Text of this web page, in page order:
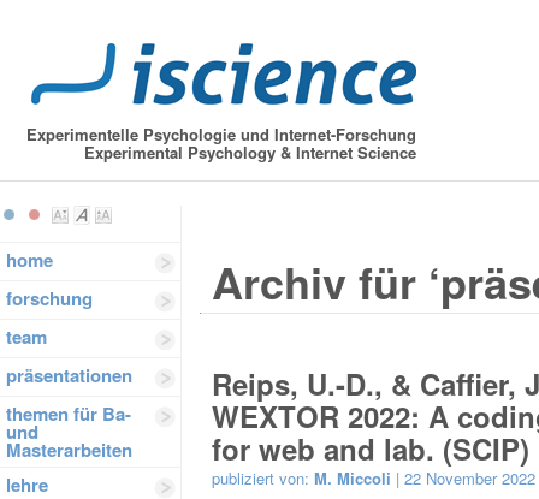
Experimentelle Psychologie und Internet-Forschung
Experimental Psychology & Internet Science
home
forschung
team
präsentationen
themen für Ba-
und
Masterarbeiten
lehre
Archiv für
Reips, U.-D., & Caffier,
WEXTOR 2022: A
for web and lab. (SCIP)
publiziert von: M. Miccoli | 22 November